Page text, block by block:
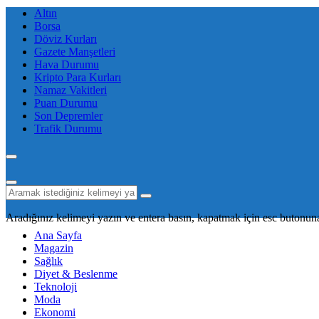
Altın
Borsa
Döviz Kurları
Gazete Manşetleri
Hava Durumu
Kripto Para Kurları
Namaz Vakitleri
Puan Durumu
Son Depremler
Trafik Durumu
Aradığınız kelimeyi yazın ve entera basın, kapatmak için esc
Ana Sayfa
Magazin
Sağlık
Diyet & Beslenme
Teknoloji
Moda
Ekonomi